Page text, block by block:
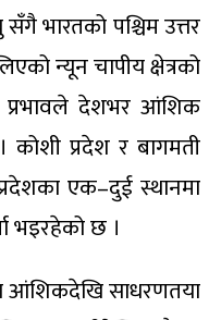
भारतको पश्चिम उत्तर
न्यून चापीय क्षेत्रको
देशभर आंशिक
प्रदेश र बागमती
एक–दुई स्थानमा
भइरहेको छ ।
आंशिकदेखि साधरणतया